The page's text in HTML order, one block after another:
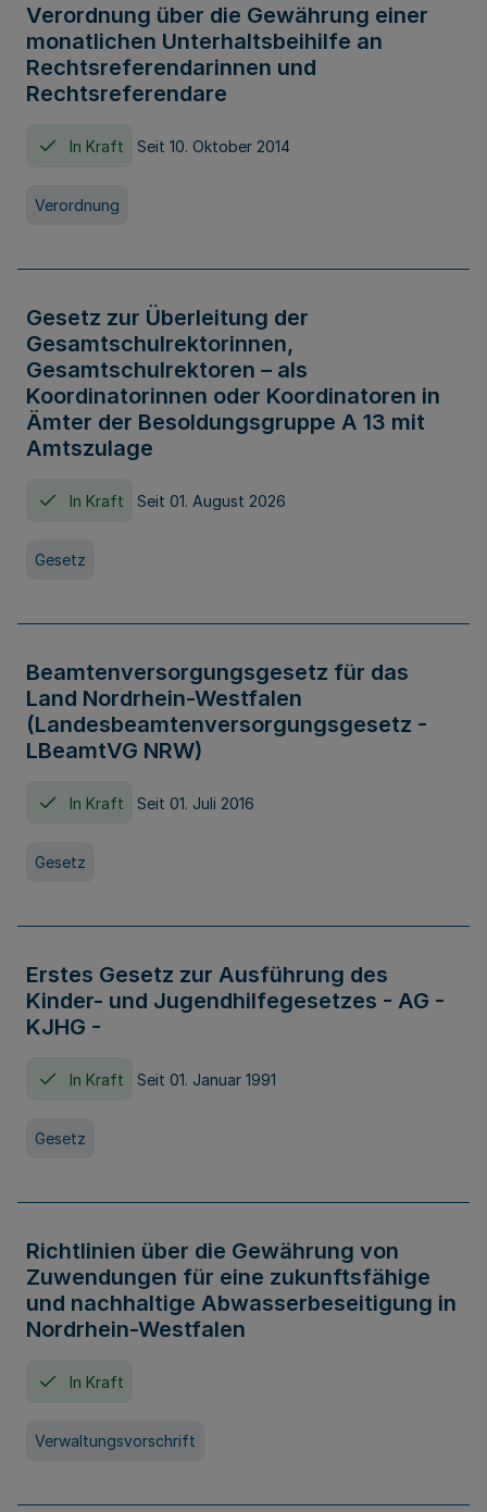
Verordnung über die Gewährung einer
monatlichen Unterhaltsbeihilfe an
Rechtsreferendarinnen und
Rechtsreferendare
In Kraft Seit 10. Oktober 2014
Verordnung
Gesetz zur Überleitung der
Gesamtschulrektorinnen,
Gesamtschulrektoren – als
Koordinatorinnen oder Koordinatoren in
Ämter der Besoldungsgruppe A 13 mit
Amtszulage
In Kraft Seit 01. August 2026
Gesetz
Beamtenversorgungsgesetz für das
Land Nordrhein-Westfalen
(Landesbeamtenversorgungsgesetz -
LBeamtVG NRW)
In Kraft Seit 01. Juli 2016
Gesetz
Erstes Gesetz zur Ausführung des
Kinder- und Jugendhilfegesetzes - AG -
KJHG -
In Kraft Seit 01. Januar 1991
Gesetz
Richtlinien über die Gewährung von
Zuwendungen für eine zukunftsfähige
und nachhaltige Abwasserbeseitigung in
Nordrhein-Westfalen
In Kraft
Verwaltungsvorschrift